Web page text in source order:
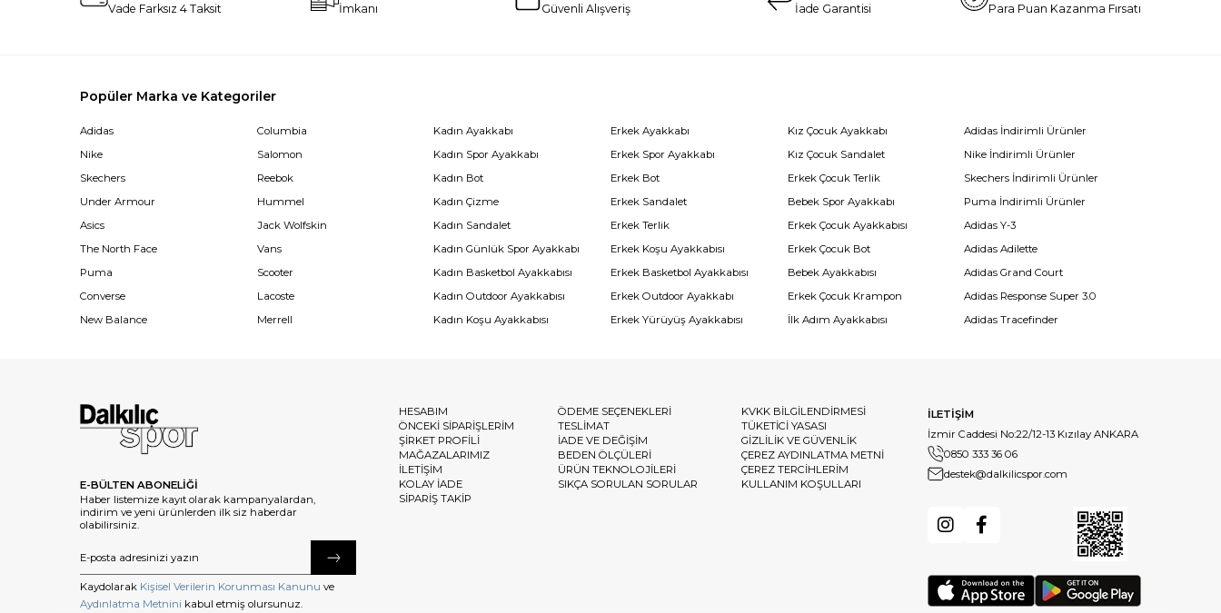
Vade Farksız 4 Taksit
İmkanı
Güvenli Alışveriş
İade Garantisi
Para Puan Kazanma Fırsatı
Popüler Marka ve Kategoriler
Adidas
Nike
Skechers
Under Armour
Asics
The North Face
Puma
Converse
New Balance
Columbia
Salomon
Reebok
Hummel
Jack Wolfskin
Vans
Scooter
Lacoste
Merrell
Kadın Ayakkabı
Kadın Spor Ayakkabı
Kadın Bot
Kadın Çizme
Kadın Sandalet
Kadın Günlük Spor Ayakkabı
Kadın Basketbol Ayakkabısı
Kadın Outdoor Ayakkabısı
Kadın Koşu Ayakkabısı
Erkek Ayakkabı
Erkek Spor Ayakkabı
Erkek Bot
Erkek Sandalet
Erkek Terlik
Erkek Koşu Ayakkabısı
Erkek Basketbol Ayakkabısı
Erkek Outdoor Ayakkabı
Erkek Yürüyüş Ayakkabısı
Kız Çocuk Ayakkabı
Kız Çocuk Sandalet
Erkek Çocuk Terlik
Bebek Spor Ayakkabı
Erkek Çocuk Ayakkabısı
Erkek Çocuk Bot
Bebek Ayakkabısı
Erkek Çocuk Krampon
İlk Adım Ayakkabısı
Adidas İndirimli Ürünler
Nike İndirimli Ürünler
Skechers İndirimli Ürünler
Puma İndirimli Ürünler
Adidas Y-3
Adidas Adilette
Adidas Grand Court
Adidas Response Super 3.0
Adidas Tracefinder
E-BÜLTEN ABONELİĞİ
Haber listemize kayıt olarak kampanyalardan,
indirim ve yeni ürünlerden ilk siz haberdar
olabilirsiniz.
Kaydolarak Kişisel Verilerin Korunması Kanunu ve
Aydınlatma Metnini kabul etmiş olursunuz.
HESABIM
ÖNCEKİ SİPARİŞLERİM
ŞİRKET PROFİLİ
MAĞAZALARIMIZ
İLETİŞİM
KOLAY İADE
SİPARİŞ TAKİP
ÖDEME SEÇENEKLERİ
TESLİMAT
İADE VE DEĞİŞİM
BEDEN ÖLÇÜLERİ
ÜRÜN TEKNOLOJİLERİ
SIKÇA SORULAN SORULAR
KVKK BİLGİLENDİRMESİ
TÜKETİCİ YASASI
GİZLİLİK VE GÜVENLİK
ÇEREZ AYDINLATMA METNİ
ÇEREZ TERCİHLERİM
KULLANIM KOŞULLARI
İLETİŞİM
İzmir Caddesi No:22/12-13 Kızılay ANKARA
0850 333 36 06
destek@dalkilicspor.com